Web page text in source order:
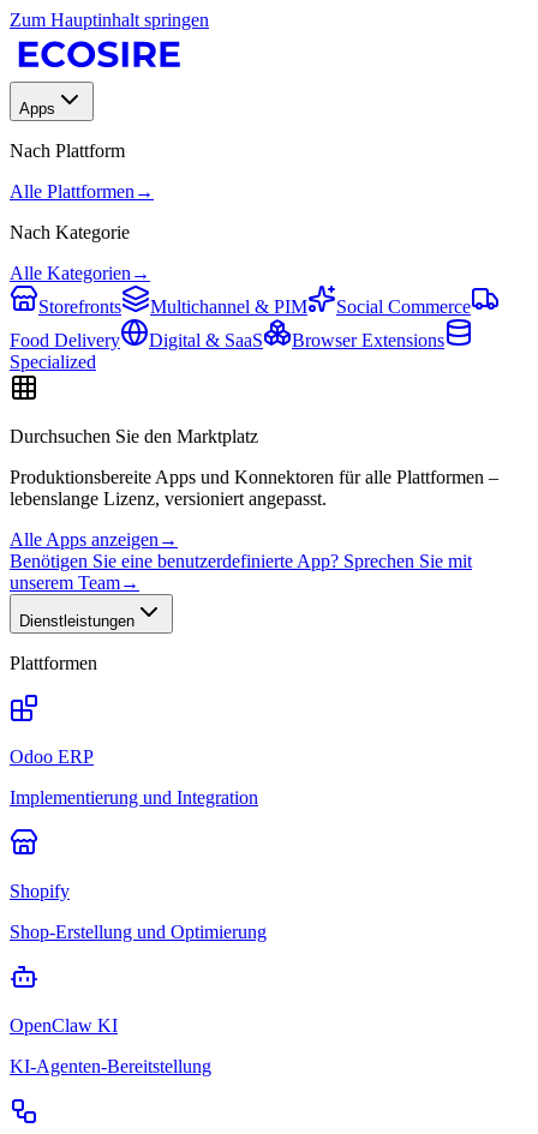
Zum Hauptinhalt springen
Apps
Nach Plattform
Alle Plattformen →
Nach Kategorie
Alle Kategorien →
Storefronts
Multichannel & PIM
Social Commerce
Food Delivery
Digital & SaaS
Browser Extensions
Specialized
Durchsuchen Sie den Marktplatz
Produktionsbereite Apps und Konnektoren für alle Plattformen –
lebenslange Lizenz, versioniert angepasst.
Alle Apps anzeigen →
Benötigen Sie eine benutzerdefinierte App? Sprechen Sie mit
unserem Team→
Dienstleistungen
Plattformen
Odoo ERP
Implementierung und Integration
Shopify
Shop-Erstellung und Optimierung
OpenClaw KI
KI-Agenten-Bereitstellung